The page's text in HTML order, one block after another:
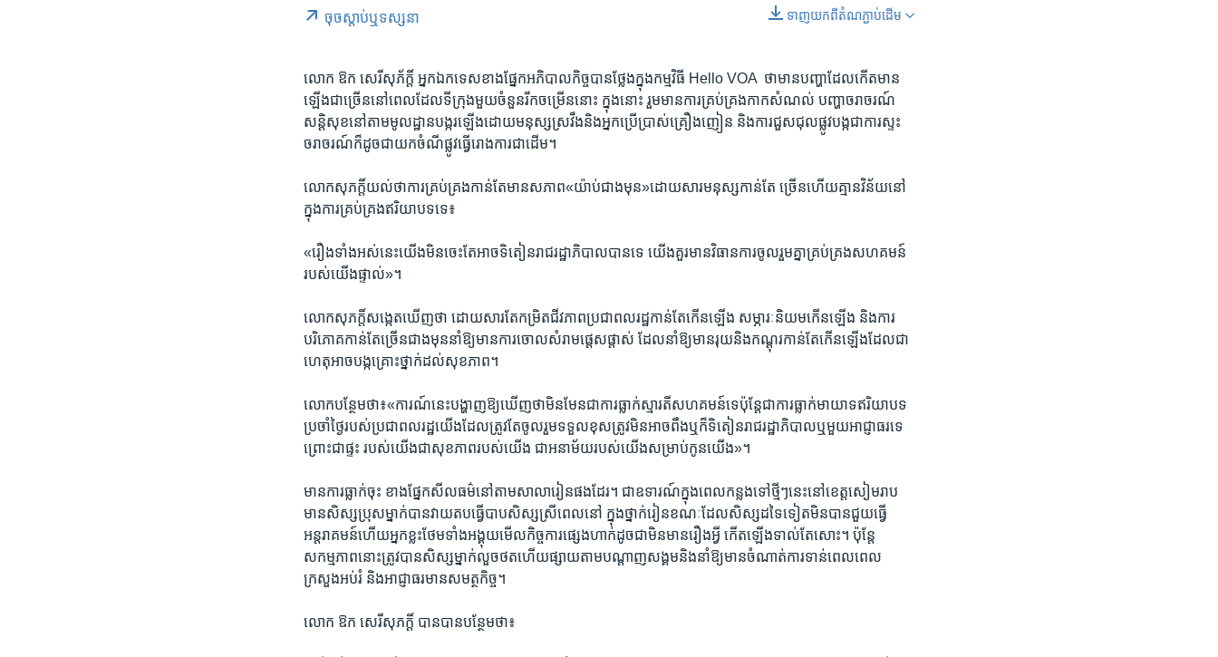
SHARE
ទាញ​យក​ពី​តំណភ្ជាប់​ដើម
ចុច​​ស្តាប់​ឬ​ទស្សនា
លោក​ ឱក សេរីសុភ័ក្តិ៍​ អ្នក​ឯកទេស​ខាង​ផ្នែក​អភិបាលកិច្ច​បាន​ថ្លែង​ក្នុងកម្មវិធី Hello VOA ​ ថាមាន​បញ្ហា​ដែល​កើត​មាន​
ឡើងជាច្រើន​នៅ​ពេល​ដែល​ទីក្រុង​មួយ​ចំនួន​រីក​ចម្រើន​នោះ ក្នុង​នោះ​ រួម​មាន​ការគ្រប់គ្រង​កាកសំណល់​ បញ្ហា​ចរាចរណ៍
សន្តិសុខ​នៅតាម​មូលដ្ឋាន​បង្ករ​ឡើង​ដោយ​មនុស្ស​ស្រវឹង​និង​អ្នក​ប្រើ​ប្រាស់​គ្រឿងញៀន និង​ការ​ជួសជុល​ផ្លូវ​បង្ក​ជា​ការ​ស្ទះ​
ចរាចរណ៍ក៏​ដូច​ជា​យក​ចំណីផ្លូវ​ធ្វើ​រោងការជាដើម។​
លោក​សុភក្តិ៍​យល់​ថា​ការគ្រប់​គ្រង​កាន់​តែមាន​សភាព«យ៉ាប់​ជាងមុន‍»​ដោយ​សារ​មនុស្ស​កាន់​តែ ច្រើន​ហើយគ្មាន​វិន័យ​នៅ​
ក្នុង​ការគ្រប់​គ្រង​ឥរិយាបទ‍ទេ៖
«រឿង​ទាំងអស់​នេះ​យើង​មិនចេះ​តែអាច​ទិតៀនរាជរដ្ឋាភិបាល​បាន​ទេ យើងគួរ​មាន​វិធានការ​ចូលរួម​គ្នា​គ្រប់​គ្រង​សហគមន៍​
របស់​យើងផ្ទាល់‍»។
លោក​សុភក្តិ៍​សង្កេត​ឃើញ​ថា​ ដោយ​សារ​តែ​កម្រិត​ជីវភាពប្រជាពលរដ្ឋ​កាន់តែកើនឡើង សម្ភារៈនិយម​កើនឡើង និង​ការ
បរិភោគ​កាន់​តែ​ច្រើនជាងមុននាំ​ឱ្យ​មាន​ការចោល​សំរាម​ផ្តេសផ្តាស់​ ដែល​នាំ​ឱ្យ​មាន​រុយនិង​កណ្តុរ​កាន់​តែ​កើនឡើងដែល​ជា​
ហេតុអាច​បង្ក​គ្រោះថ្នាក់​ដល់​សុខភាព។
លោក​បន្ថែម​ថា៖​«ការណ៍​នេះ​បង្ហាញ​ឱ្យ​ឃើញ​ថា​មិន​មែន​ជាការ​ធ្លាក់ស្មារតី​សហគមន៍​ទេប៉ុន្តែ​ជាកា​រធ្លាក់​មាយាទ​ឥរិយាបទ​
ប្រចាំ​ថ្ងៃ​របស់​ប្រជាពលរដ្ឋ​យើង​ដែល​ត្រូវ​តែ​ចូលរួម​ទទួល​ខុស​ត្រូវមិន​អាច​ពឹង​ឬក៏​ទិតៀន​រាជរដ្ឋាភិបាល​ឬមួយ​អាជ្ញាធរ​ទេ
ព្រោះ​ជា​ផ្ទះ របស់​យើង​ជាសុខភាព​របស់​យើង​ ជាអនាម័យ​របស់យើង​សម្រាប់​កូនយើង‍»។​
មាន​ការ​ធ្លាក់​ចុះ ខាងផ្នែកសីលធម៌​នៅ​តាម​សាលារៀន​ផងដែរ​។ ជាឧទារណ៍ក្នុង​ពេលកន្លង​ទៅ​ថ្មីៗ​នេះ​នៅ​ខេត្ត​សៀមរាប​
មាន​សិស្ស​ប្រុស​ម្នាក់​បាន​វាយ​តប​ធ្វើ​បាប​សិស្ស​ស្រី​ពេល​នៅ ក្នុង​ថ្នាក់​រៀនខណៈ​ដែល​សិស្ស​ដទៃ​ទៀត​មិន​បាន​ជួយ​ធ្វើ​
អន្តរាគមន៍​ហើយ​អ្នក​ខ្លះ​ថែម​ទាំង​អង្គុយ​មើល​កិច្ច​ការ​ផ្សេង​ហាក់​ដូច​ជា​មិន​មាន​រឿង​អ្វី កើតឡើង​ទាល់​តែ​សោះ។ ប៉ុន្តែ​
សកម្មភាព​នោះ​ត្រូវ​បាន​សិស្ស​ម្នាក់​លួច​ថត​ហើយ​ផ្សាយ​តាម​បណ្តាញ​សង្គមនិង​នាំ​ឱ្យ​មាន​ចំណាត់​ការ​ទាន់​ពេល​ពេល​
ក្រសួង​អប់​រំ និង​អាជ្ញាធរ​មាន​សមត្ថកិច្ច។​
លោក ឱក សេរីសុភក្តិ៍ បាន​បាន​បន្ថែម​ថា៖​